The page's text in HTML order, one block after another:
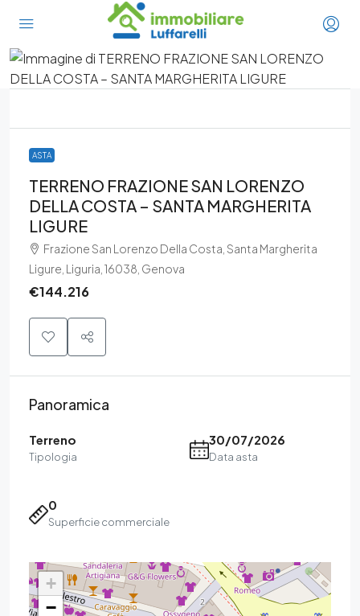
ASTA
TERRENO FRAZIONE SAN LORENZO
DELLA COSTA – SANTA MARGHERITA
LIGURE
Frazione San Lorenzo Della Costa, Santa Margherita
Ligure, Liguria, 16038, Genova
€144.216
Panoramica
Terreno
Tipologia
30/07/2026
Data asta
0
Superficie commerciale
+
−